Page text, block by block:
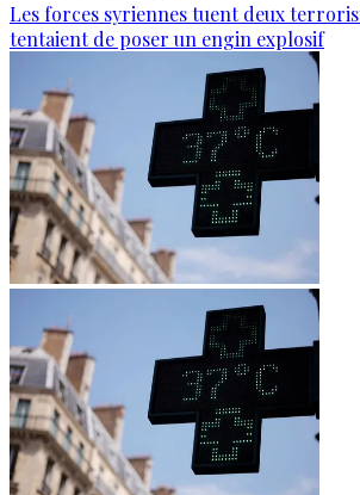
Les forces syriennes tuent deux
tentaient de poser un engin explosif